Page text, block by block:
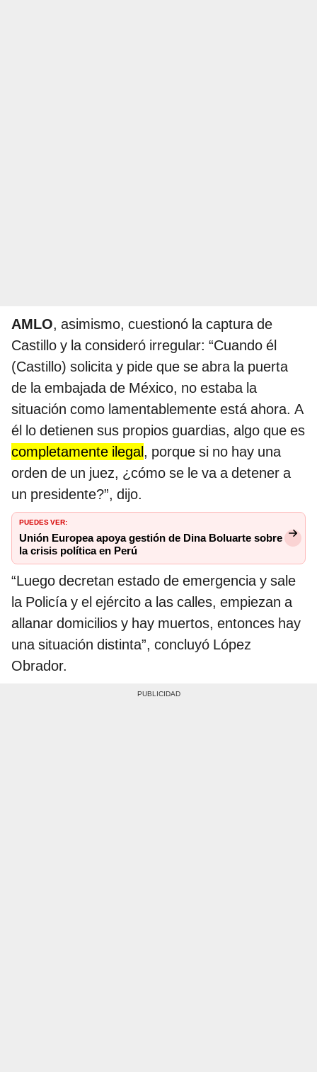
AMLO, asimismo, cuestionó la captura de
Castillo y la consideró irregular: “Cuando él
(Castillo) solicita y pide que se abra la puerta
de la embajada de México, no estaba la
situación como lamentablemente está ahora. A
él lo detienen sus propios guardias, algo que es
completamente ilegal, porque si no hay una
orden de un juez, ¿cómo se le va a detener a
un presidente?”, dijo.
PUEDES VER:
Unión Europea apoya gestión de Dina Boluarte sobre
la crisis política en Perú
“Luego decretan estado de emergencia y sale
la Policía y el ejército a las calles, empiezan a
allanar domicilios y hay muertos, entonces hay
una situación distinta”, concluyó López
Obrador.